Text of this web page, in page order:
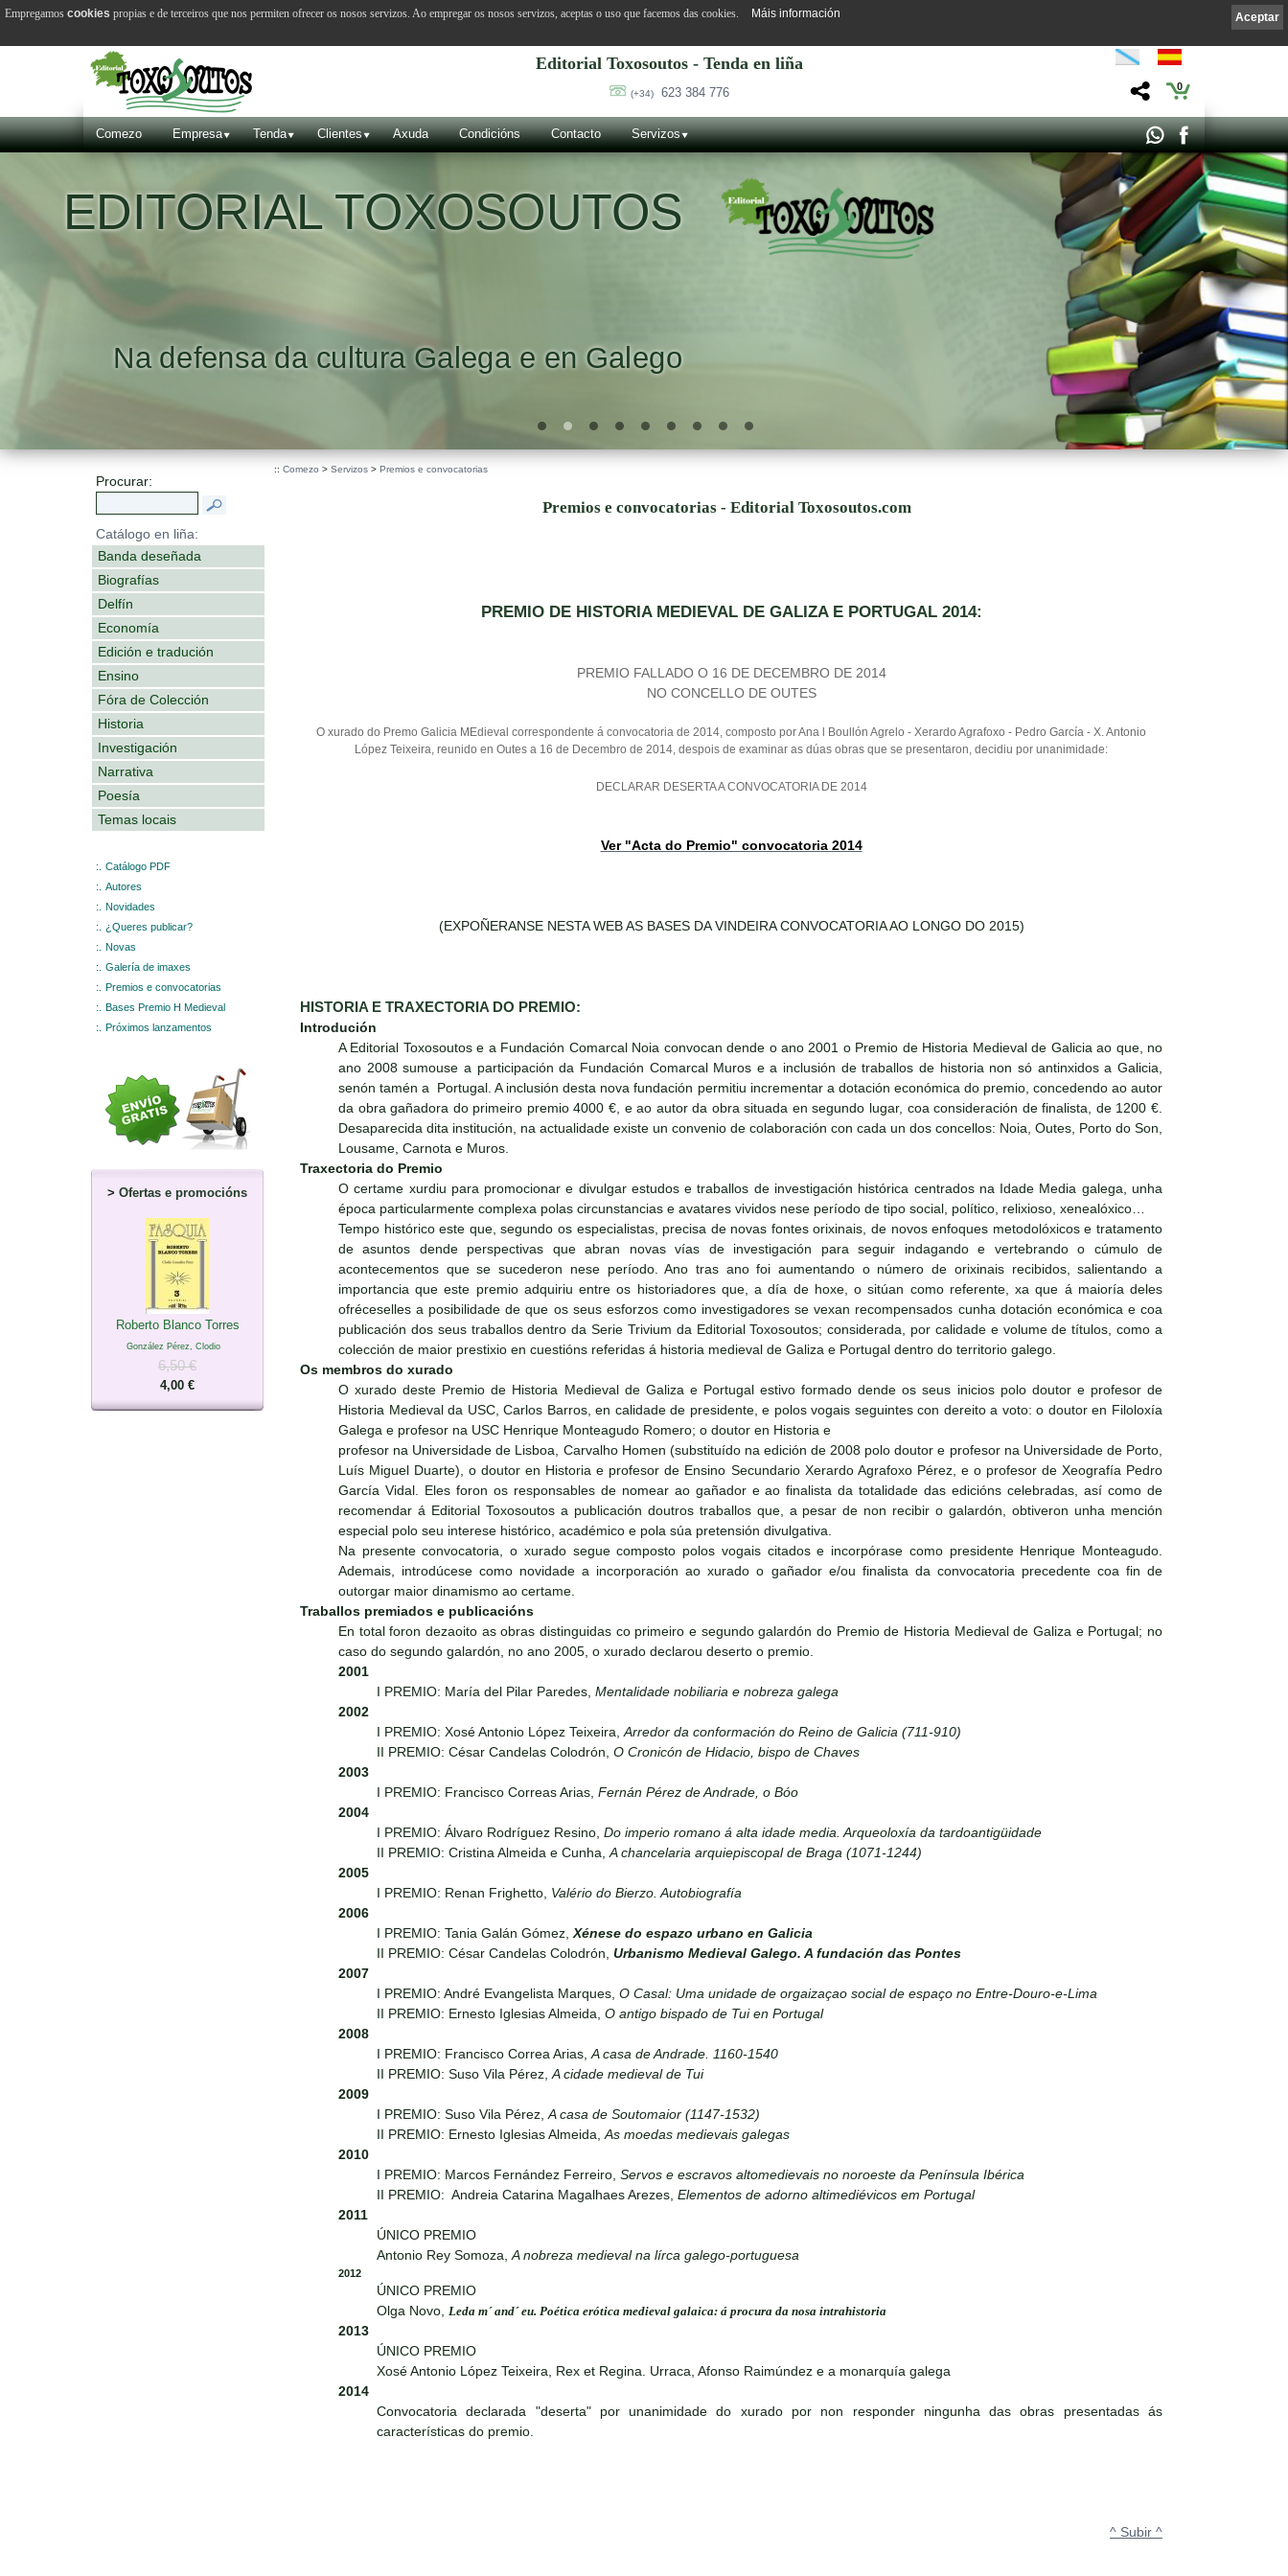
Editorial Toxosoutos - Tenda en liña
(+34) 623 384 776 0
Comezo Empresa Tenda Clientes Axuda Condicións Contacto Servizos
EDITORIAL TOXOSOUTOS
Na defensa da cultura Galega e en Galego
Procurar:
Catálogo en liña:
Banda deseñada
Biografías
Delfín
Economía
Edición e tradución
Ensino
Fóra de Colección
Historia
Investigación
Narrativa
Poesía
Temas locais
:.
Catálogo PDF
:.
Autores
:.
Novidades
:.
¿Queres publicar?
:.
Novas
:.
Galería de imaxes
:.
Premios e convocatorias
:.
Bases Premio H Medieval
:.
Próximos lanzamentos
> Ofertas e promocións
Roberto Blanco Torres
González Pérez, Clodio
6,50 €
4,00 €
:: Comezo > Servizos > Premios e convocatorias
Premios e convocatorias - Editorial Toxosoutos.com
PREMIO DE HISTORIA MEDIEVAL DE GALIZA E PORTUGAL 2014:
PREMIO FALLADO O 16 DE DECEMBRO DE 2014
NO CONCELLO DE OUTES
O xurado do Premo Galicia MEdieval correspondente á convocatoria de 2014, composto por Ana l Boullón Agrelo - Xerardo Agrafoxo - Pedro García - X. Antonio
López Teixeira, reunido en Outes a 16 de Decembro de 2014, despois de examinar as dúas obras que se presentaron, decidiu por unanimidade:
DECLARAR DESERTA A CONVOCATORIA DE 2014
Ver "Acta do Premio" convocatoria 2014
(EXPOÑERANSE NESTA WEB AS BASES DA VINDEIRA CONVOCATORIA AO LONGO DO 2015)
HISTORIA E TRAXECTORIA DO PREMIO:
Introdución
A Editorial Toxosoutos e a Fundación Comarcal Noia convocan dende o ano 2001 o Premio de Historia Medieval de Galicia ao que, no
ano 2008 sumouse a participación da Fundación Comarcal Muros e a inclusión de traballos de historia non só antinxidos a Galicia,
senón tamén a Portugal. A inclusión desta nova fundación permitiu incrementar a dotación económica do premio, concedendo ao autor
da obra gañadora do primeiro premio 4000 €, e ao autor da obra situada en segundo lugar, coa consideración de finalista, de 1200 €.
Desaparecida dita institución, na actualidade existe un convenio de colaboración con cada un dos concellos: Noia, Outes, Porto do Son,
Lousame, Carnota e Muros.
Traxectoria do Premio
O certame xurdiu para promocionar e divulgar estudos e traballos de investigación histórica centrados na Idade Media galega, unha
época particularmente complexa polas circunstancias e avatares vividos nese período de tipo social, político, relixioso, xenealóxico…
Tempo histórico este que, segundo os especialistas, precisa de novas fontes orixinais, de novos enfoques metodolóxicos e tratamento
de asuntos dende perspectivas que abran novas vías de investigación para seguir indagando e vertebrando o cúmulo de
acontecementos que se sucederon nese período. Ano tras ano foi aumentando o número de orixinais recibidos, salientando a
importancia que este premio adquiriu entre os historiadores que, a día de hoxe, o sitúan como referente, xa que á maioría deles
ofréceselles a posibilidade de que os seus esforzos como investigadores se vexan recompensados cunha dotación económica e coa
publicación dos seus traballos dentro da Serie Trivium da Editorial Toxosoutos; considerada, por calidade e volume de títulos, como a
colección de maior prestixio en cuestións referidas á historia medieval de Galiza e Portugal dentro do territorio galego.
Os membros do xurado
O xurado deste Premio de Historia Medieval de Galiza e Portugal estivo formado dende os seus inicios polo doutor e profesor de
Historia Medieval da USC, Carlos Barros, en calidade de presidente, e polos vogais seguintes con dereito a voto: o doutor en Filoloxía
Galega e profesor na USC Henrique Monteagudo Romero; o doutor en Historia e
profesor na Universidade de Lisboa, Carvalho Homen (substituído na edición de 2008 polo doutor e profesor na Universidade de Porto,
Luís Miguel Duarte), o doutor en Historia e profesor de Ensino Secundario Xerardo Agrafoxo Pérez, e o profesor de Xeografía Pedro
García Vidal. Eles foron os responsables de nomear ao gañador e ao finalista da totalidade das edicións celebradas, así como de
recomendar á Editorial Toxosoutos a publicación doutros traballos que, a pesar de non recibir o galardón, obtiveron unha mención
especial polo seu interese histórico, académico e pola súa pretensión divulgativa.
Na presente convocatoria, o xurado segue composto polos vogais citados e incorpórase como presidente Henrique Monteagudo.
Ademais, introdúcese como novidade a incorporación ao xurado o gañador e/ou finalista da convocatoria precedente coa fin de
outorgar maior dinamismo ao certame.
Traballos premiados e publicacións
En total foron dezaoito as obras distinguidas co primeiro e segundo galardón do Premio de Historia Medieval de Galiza e Portugal; no
caso do segundo galardón, no ano 2005, o xurado declarou deserto o premio.
2001
I PREMIO: María del Pilar Paredes, Mentalidade nobiliaria e nobreza galega
2002
I PREMIO: Xosé Antonio López Teixeira, Arredor da conformación do Reino de Galicia (711-910)
II PREMIO: César Candelas Colodrón, O Cronicón de Hidacio, bispo de Chaves
2003
I PREMIO: Francisco Correas Arias, Fernán Pérez de Andrade, o Bóo
2004
I PREMIO: Álvaro Rodríguez Resino, Do imperio romano á alta idade media. Arqueoloxía da tardoantigüidade
II PREMIO: Cristina Almeida e Cunha, A chancelaria arquiepiscopal de Braga (1071-1244)
2005
I PREMIO: Renan Frighetto, Valério do Bierzo. Autobiografía
2006
I PREMIO: Tania Galán Gómez, Xénese do espazo urbano en Galicia
II PREMIO: César Candelas Colodrón, Urbanismo Medieval Galego. A fundación das Pontes
2007
I PREMIO: André Evangelista Marques, O Casal: Uma unidade de orgaizaçao social de espaço no Entre-Douro-e-Lima
II PREMIO: Ernesto Iglesias Almeida, O antigo bispado de Tui en Portugal
2008
I PREMIO: Francisco Correa Arias, A casa de Andrade. 1160-1540
II PREMIO: Suso Vila Pérez, A cidade medieval de Tui
2009
I PREMIO: Suso Vila Pérez, A casa de Soutomaior (1147-1532)
II PREMIO: Ernesto Iglesias Almeida, As moedas medievais galegas
2010
I PREMIO: Marcos Fernández Ferreiro, Servos e escravos altomedievais no noroeste da Península Ibérica
II PREMIO: Andreia Catarina Magalhaes Arezes, Elementos de adorno altimediévicos em Portugal
2011
ÚNICO PREMIO
Antonio Rey Somoza, A nobreza medieval na lírca galego-portuguesa
2012
ÚNICO PREMIO
Olga Novo, Leda m´ and´ eu. Poética erótica medieval galaica: á procura da nosa intrahistoria
2013
ÚNICO PREMIO
Xosé Antonio López Teixeira, Rex et Regina. Urraca, Afonso Raimúndez e a monarquía galega
2014
Convocatoria declarada "deserta" por unanimidade do xurado por non responder ningunha das obras presentadas ás
características do premio.
^ Subir ^
Aceptar
Empregamos cookies propias e de terceiros que nos permiten ofrecer os nosos servizos. Ao empregar os nosos servizos, aceptas o uso que facemos das cookies. Máis información